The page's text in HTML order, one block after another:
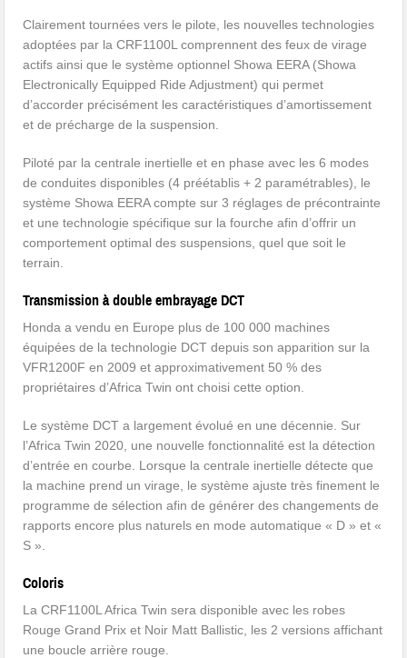
Clairement tournées vers le pilote, les nouvelles technologies
adoptées par la CRF1100L comprennent des feux de virage
actifs ainsi que le système optionnel Showa EERA (Showa
Electronically Equipped Ride Adjustment) qui permet
d’accorder précisément les caractéristiques d’amortissement
et de précharge de la suspension.
Piloté par la centrale inertielle et en phase avec les 6 modes
de conduites disponibles (4 préétablis + 2 paramétrables), le
système Showa EERA compte sur 3 réglages de précontrainte
et une technologie spécifique sur la fourche afin d’offrir un
comportement optimal des suspensions, quel que soit le
terrain.
Transmission à double embrayage DCT
Honda a vendu en Europe plus de 100 000 machines
équipées de la technologie DCT depuis son apparition sur la
VFR1200F en 2009 et approximativement 50 % des
propriétaires d’Africa Twin ont choisi cette option.
Le système DCT a largement évolué en une décennie. Sur
l’Africa Twin 2020, une nouvelle fonctionnalité est la détection
d’entrée en courbe. Lorsque la centrale inertielle détecte que
la machine prend un virage, le système ajuste très finement le
programme de sélection afin de générer des changements de
rapports encore plus naturels en mode automatique « D » et «
S ».
Coloris
La CRF1100L Africa Twin sera disponible avec les robes
Rouge Grand Prix et Noir Matt Ballistic, les 2 versions affichant
une boucle arrière rouge.